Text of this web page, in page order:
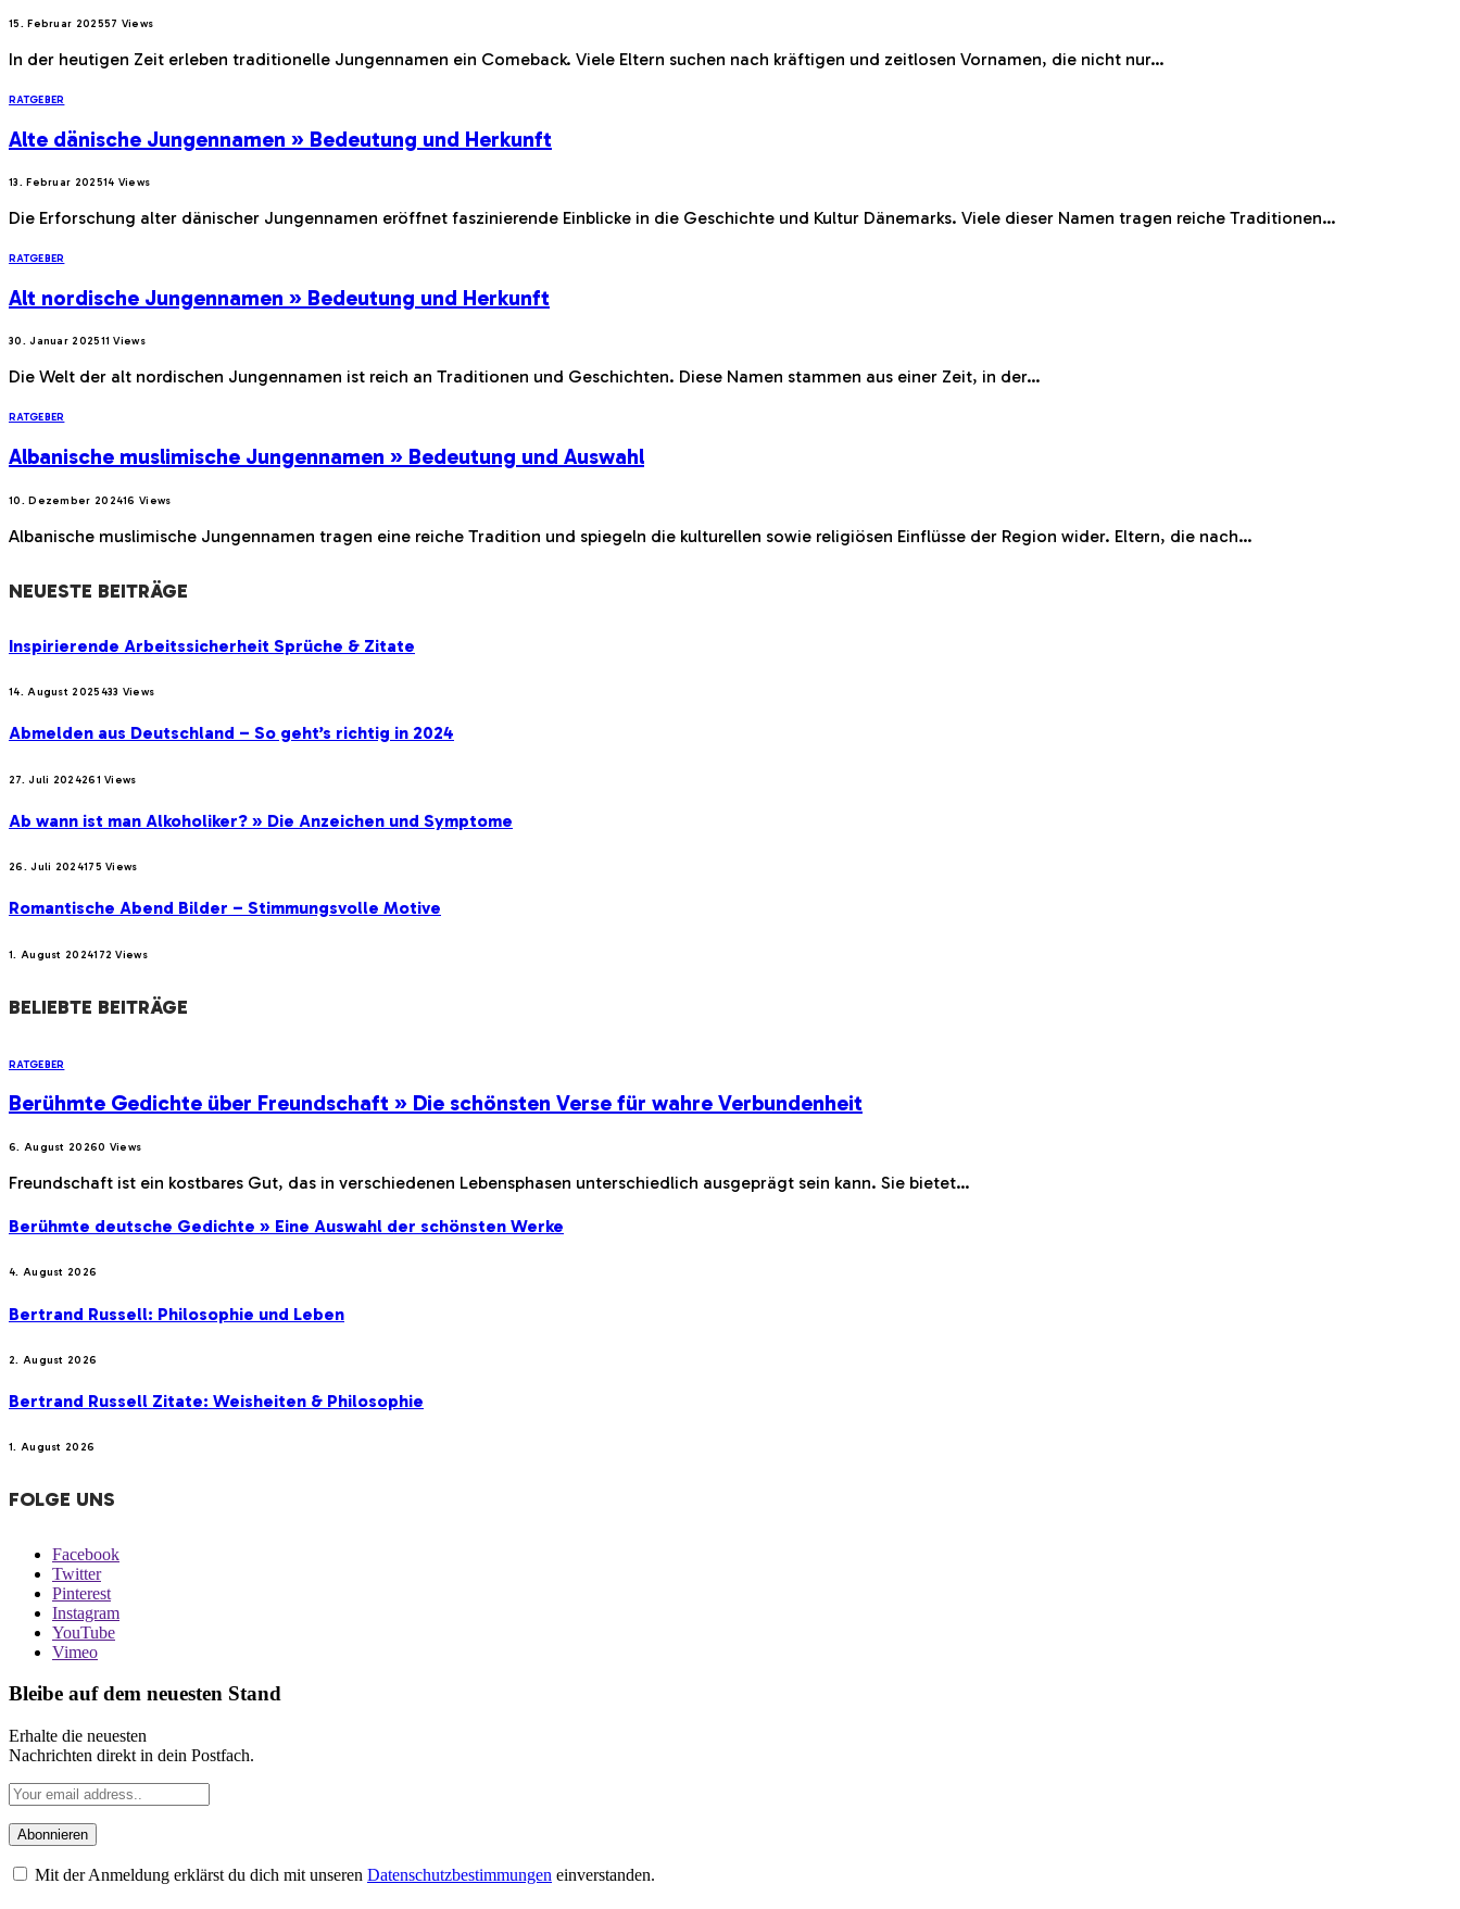
15. Februar 202557 Views
In der heutigen Zeit erleben traditionelle Jungennamen ein Comeback. Viele Eltern suchen nach kräftigen und zeitlosen Vornamen, die nicht nur…
RATGEBER
Alte dänische Jungennamen » Bedeutung und Herkunft
13. Februar 202514 Views
Die Erforschung alter dänischer Jungennamen eröffnet faszinierende Einblicke in die Geschichte und Kultur Dänemarks. Viele dieser Namen tragen reiche Traditionen…
RATGEBER
Alt nordische Jungennamen » Bedeutung und Herkunft
30. Januar 202511Views
Die Welt der alt nordischen Jungennamen ist reich an Traditionen und Geschichten. Diese Namen stammen aus einer Zeit, in der…
RATGEBER
Albanische muslimische Jungennamen » Bedeutung und Auswahl
10. Dezember 202416Views
Albanische muslimische Jungennamen tragen eine reiche Tradition und spiegeln die kulturellen sowie religiösen Einflüsse der Region wider. Eltern, die nach…
NEUESTE BEITRÄGE
Inspirierende Arbeitssicherheit Sprüche & Zitate
14. August 2025433 Views
Abmelden aus Deutschland – So geht’s richtig in 2024
27. Juli 2024261Views
Ab wann ist man Alkoholiker? » Die Anzeichen und Symptome
26. Juli 2024175Views
Romantische Abend Bilder – Stimmungsvolle Motive
1. August 2024172Views
BELIEBTE BEITRÄGE
RATGEBER
Berühmte Gedichte über Freundschaft » Die schönsten Verse für wahre Verbundenheit
6. August 20260 Views
Freundschaft ist ein kostbares Gut, das in verschiedenen Lebensphasen unterschiedlich ausgeprägt sein kann. Sie bietet…
Berühmte deutsche Gedichte » Eine Auswahl der schönsten Werke
4. August 2026
Bertrand Russell: Philosophie und Leben
2. August 2026
Bertrand Russell Zitate: Weisheiten & Philosophie
1. August 2026
FOLGE UNS
Facebook
Twitter
Pinterest
Instagram
YouTube
Vimeo
Bleibe auf dem neuesten Stand
Erhalte die neuesten
Nachrichten direkt in dein Postfach.
Mit der Anmeldung erklärst du dich mit unseren Datenschutzbestimmungen einverstanden.